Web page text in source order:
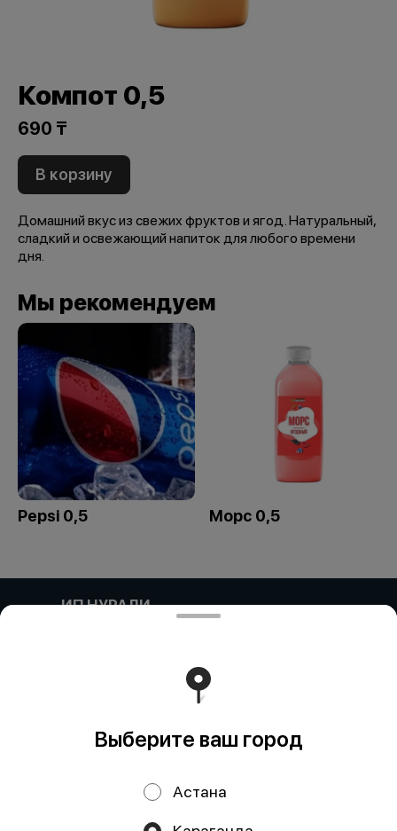
Компот 0,5
690 ₸
В корзину
Домашний вкус из свежих фруктов и ягод. Натуральный,
сладкий и освежающий напиток для любого времени
дня.
Мы рекомендуем
Pepsi 0,5 Морс 0,5
ИП НУРАЛИ
CASPKZKA Номер счета:: KZ96722S000048199645
Работает на эффективном ядре
Политика конфиденциальности
Выберите ваш город
Астана